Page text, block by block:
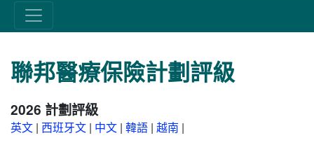
聯邦醫療保險計劃評級
2026 計劃評級
英文 | 西班牙文 | 中文 | 韓語 | 越南 |